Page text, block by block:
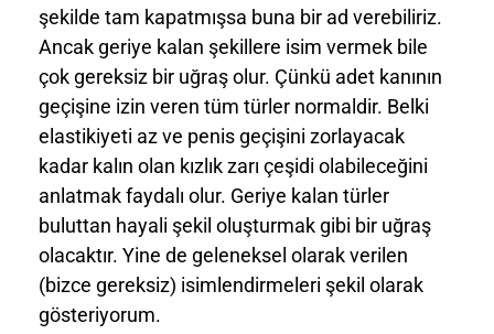
şekilde tam kapatmışsa buna bir ad verebiliriz.
Ancak geriye kalan şekillere isim vermek bile
çok gereksiz bir uğraş olur. Çünkü adet kanının
geçişine izin veren tüm türler normaldir. Belki
elastikiyeti az ve penis geçişini zorlayacak
kadar kalın olan kızlık zarı çeşidi olabileceğini
anlatmak faydalı olur. Geriye kalan türler
buluttan hayali şekil oluşturmak gibi bir uğraş
olacaktır. Yine de geleneksel olarak verilen
(bizce gereksiz) isimlendirmeleri şekil olarak
gösteriyorum.